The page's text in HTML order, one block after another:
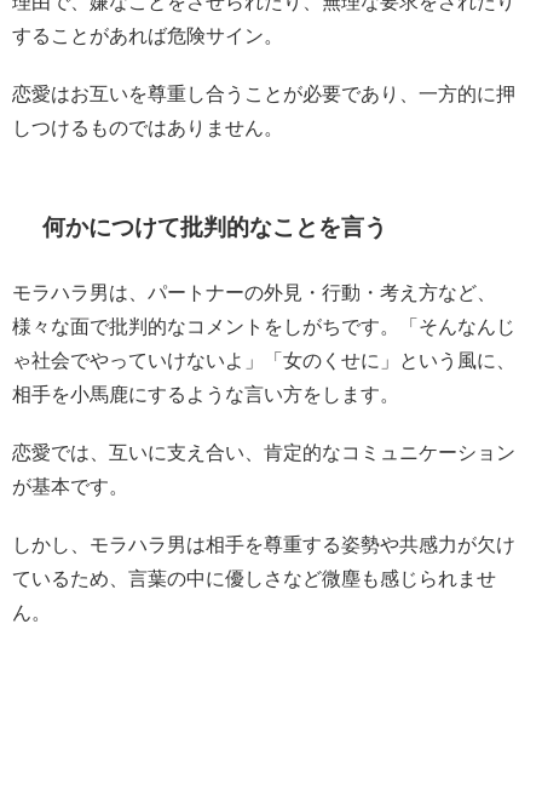
することがあれば危険サイン。
恋愛はお互いを尊重し合うことが必要であり、一方的に押
しつけるものではありません。
何かにつけて批判的なことを言う
モラハラ男は、パートナーの外見・行動・考え方など、
様々な面で批判的なコメントをしがちです。「そんなんじ
ゃ社会でやっていけないよ」「女のくせに」という風に、
相手を小馬鹿にするような言い方をします。
恋愛では、互いに支え合い、肯定的なコミュニケーション
が基本です。
しかし、モラハラ男は相手を尊重する姿勢や共感力が欠け
ているため、言葉の中に優しさなど微塵も感じられませ
ん。